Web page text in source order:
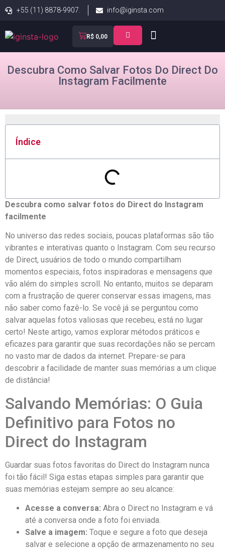
+55 (11) 8878-9907. info@iginsta.com
R$ 0,00
Descubra Como Salvar Fotos Do Direct Do
Instagram Facilmente
Índice
Descubra como salvar fotos do Direct do Instagram
facilmente
No universo das redes sociais, poucas plataformas são tão
vibrantes e interativas quanto o Instagram. Com seu recurso
de⁤ Direct, usuários de todo⁣ o mundo compartilham
momentos especiais, fotos inspiradoras e mensagens que
⁢vão além do simples scroll. No entanto, muitos se ​deparam
com a⁢ frustração de querer conservar essas imagens, mas
não saber como fazê-lo. Se você já se ⁢perguntou como
salvar aquelas fotos valiosas que ‌recebeu, está no lugar
certo! Neste artigo, vamos explorar métodos ⁤práticos e
eficazes para garantir que suas recordações não se percam
no vasto mar de dados ‍da internet.​ Prepare-se para
descobrir a facilidade⁤ de manter suas memórias a um clique
de distância!
Salvando Memórias: O Guia
Definitivo para Fotos no
Direct do ⁢Instagram
Guardar suas fotos favoritas do Direct do Instagram nunca
foi tão fácil! Siga estas etapas⁤ simples para garantir que
suas memórias estejam sempre ao seu alcance:
Acesse a conversa: Abra o Direct no Instagram e vá
até a conversa onde a foto⁣ foi enviada.
Salve a imagem: Toque e segure a foto que deseja
salvar e selecione‌ a opção de armazenamento no seu